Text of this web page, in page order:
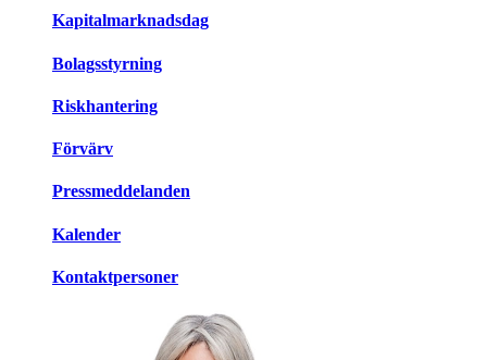
Kapitalmarknadsdag
Bolagsstyrning
Riskhantering
Förvärv
Pressmeddelanden
Kalender
Kontaktpersoner